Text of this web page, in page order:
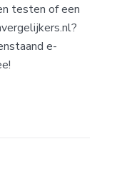
testen of een
e-